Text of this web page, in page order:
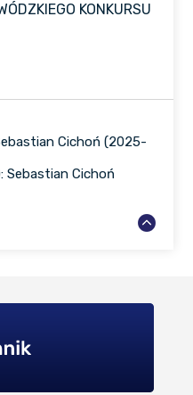
KONKURSU
Cichoń (2025-
Sebastian Cichoń